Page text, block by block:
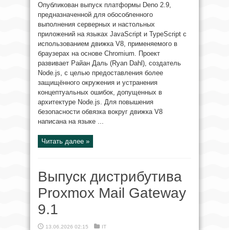
Опубликован выпуск платформы Deno 2.9,
предназначенной для обособленного
выполнения серверных и настольных
приложений на языках JavaScript и TypeScript с
использованием движка V8, применяемого в
браузерах на основе Chromium. Проект
развивает Райан Даль (Ryan Dahl), создатель
Node.js, с целью предоставления более
защищённого окружения и устранения
концептуальных ошибок, допущенных в
архитектуре Node.js. Для повышения
безопасности обвязка вокруг движка V8
написана на языке ...
Читать далее »
Выпуск дистрибутива
Proxmox Mail Gateway
9.1
13.06.2026 02:15 IT